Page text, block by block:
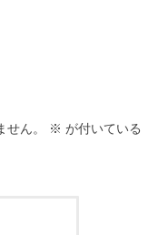
ん。 ※ が付いている